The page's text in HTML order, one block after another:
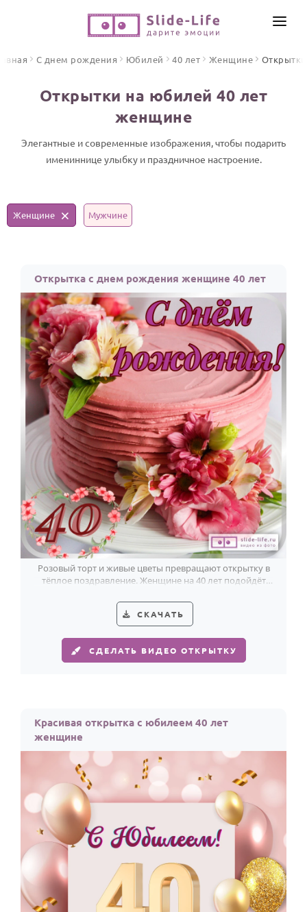
Песни поздравления
Стихи и тексты
Юбилей
Свадьба
Выпускной HOT
Календарь праздников
КОМУ
Женщине
Мужчине
Маме
Папе
Детям
Все родственники
ПЕРСОНАЛЬНЫЕ
Пожелания
ИНСТРУМЕНТЫ
ЦЕНЫ
С днем рождения Юбилей 40 лет Женщине Открытки
Открытки на юбилей 40 лет
женщине
Элегантные и современные изображения, чтобы подарить
имениннице улыбку и праздничное настроение.
Женщине Мужчине
Открытка с днем рождения женщине 40 лет
Розовый торт и живые цветы превращают открытку в
тёплое поздравление. Женщине на 40 лет подойдёт
СКАЧАТЬ
СДЕЛАТЬ ВИДЕО ОТКРЫТКУ
Красивая открытка с юбилеем 40 лет
женщине